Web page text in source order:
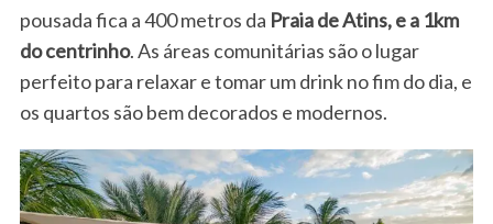
pousada fica a 400 metros da Praia de Atins, e a 1km
do centrinho. As áreas comunitárias são o lugar
perfeito para relaxar e tomar um drink no fim do dia, e
os quartos são bem decorados e modernos.